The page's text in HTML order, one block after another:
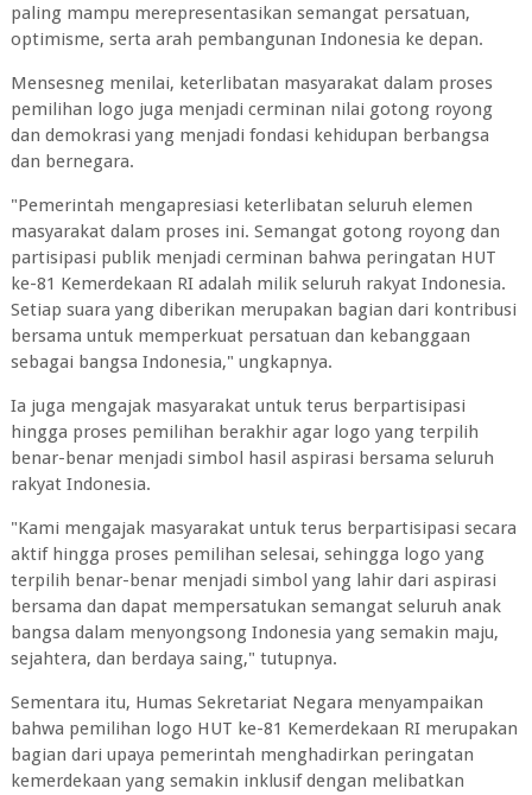
paling mampu merepresentasikan semangat persatuan,
optimisme, serta arah pembangunan Indonesia ke depan.
Mensesneg menilai, keterlibatan masyarakat dalam proses
pemilihan logo juga menjadi cerminan nilai gotong royong
dan demokrasi yang menjadi fondasi kehidupan berbangsa
dan bernegara.
"Pemerintah mengapresiasi keterlibatan seluruh elemen
masyarakat dalam proses ini. Semangat gotong royong dan
partisipasi publik menjadi cerminan bahwa peringatan HUT
ke-81 Kemerdekaan RI adalah milik seluruh rakyat Indonesia.
Setiap suara yang diberikan merupakan bagian dari kontribusi
bersama untuk memperkuat persatuan dan kebanggaan
sebagai bangsa Indonesia," ungkapnya.
Ia juga mengajak masyarakat untuk terus berpartisipasi
hingga proses pemilihan berakhir agar logo yang terpilih
benar-benar menjadi simbol hasil aspirasi bersama seluruh
rakyat Indonesia.
"Kami mengajak masyarakat untuk terus berpartisipasi secara
aktif hingga proses pemilihan selesai, sehingga logo yang
terpilih benar-benar menjadi simbol yang lahir dari aspirasi
bersama dan dapat mempersatukan semangat seluruh anak
bangsa dalam menyongsong Indonesia yang semakin maju,
sejahtera, dan berdaya saing," tutupnya.
Sementara itu, Humas Sekretariat Negara menyampaikan
bahwa pemilihan logo HUT ke-81 Kemerdekaan RI merupakan
bagian dari upaya pemerintah menghadirkan peringatan
kemerdekaan yang semakin inklusif dengan melibatkan